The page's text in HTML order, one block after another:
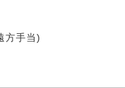
方手当)